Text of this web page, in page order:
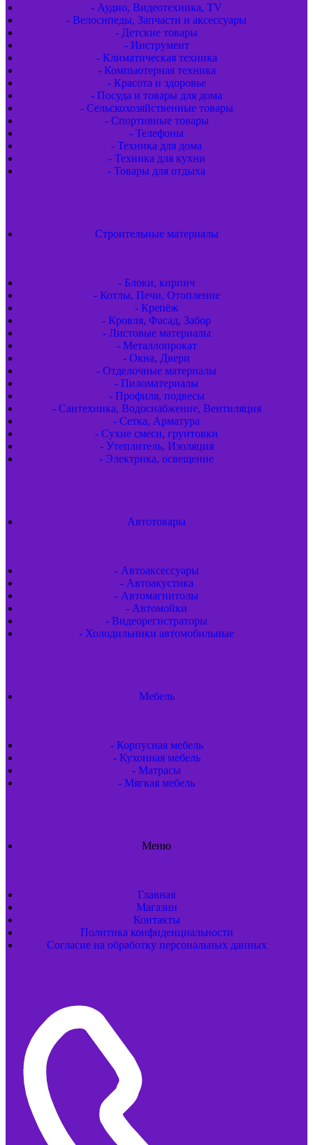
- Аудио, Видеотехника, TV
- Велосипеды, Запчасти и аксессуары
- Детские товары
- Инструмент
- Климатическая техника
- Компьютерная техника
- Красота и здоровье
- Посуда и товары для дома
- Сельскохозяйственные товары
- Спортивные товары
- Телефоны
- Техника для дома
- Техника для кухни
- Товары для отдыха
Строительные материалы
- Блоки, кирпич
- Котлы, Печи, Отопление
- Крепёж
- Кровля, Фасад, Забор
- Листовые материалы
- Металлопрокат
- Окна, Двери
- Отделочные материалы
- Пиломатериалы
- Профиля, подвесы
- Сантехника, Водоснабжение, Вентиляция
- Сетка, Арматура
- Сухие смеси, грунтовки
- Утеплитель, Изоляция
- Электрика, освещение
Автотовары
- Автоаксессуары
- Автоакустика
- Автомагнитолы
- Автомойки
- Видеорегистраторы
- Холодильники автомобильные
Мебель
- Корпусная мебель
- Кухонная мебель
- Матрасы
- Мягкая мебель
Меню
Главная
Магазин
Контакты
Политика конфиденциальности
Согласие на обработку персональных данных